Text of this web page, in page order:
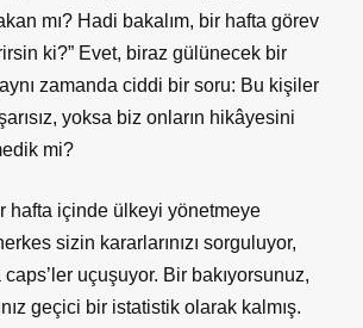
mı? Hadi bakalım, bir hafta görev
ki?” Evet, biraz gülünecek bir
zamanda ciddi bir soru: Bu kişiler
yoksa biz onların hikâyesini
mi?
hafta içinde ülkeyi yönetmeye
sizin kararlarınızı sorguluyor,
uçuşuyor. Bir bakıyorsunuz,
geçici bir istatistik olarak kalmış.